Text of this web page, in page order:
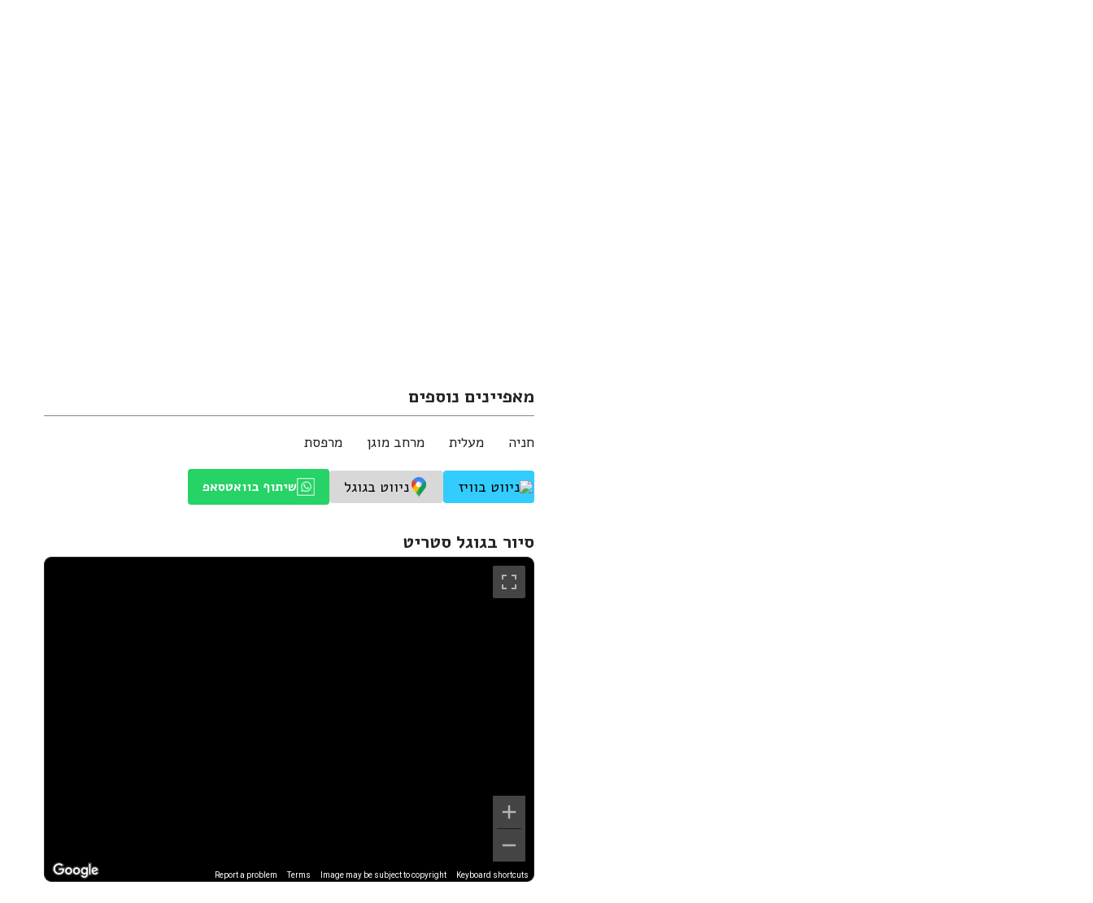
מאפיינים נוספים
חניה מעלית מרחב מוגן מרפסת
ניווט בוויז ניווט בגוגל שיתוף בוואטסאפ
סיור בגוגל סטריט
Keyboard shortcuts
Image may be subject to copyright
Terms
Report a problem